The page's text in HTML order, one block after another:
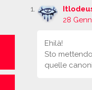
28
Ehilà!
Sto
quelle